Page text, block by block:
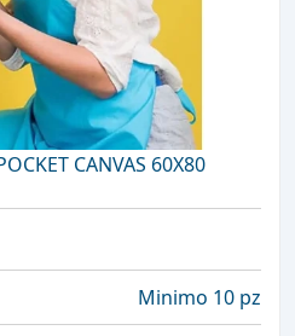
CANVAS 60X80
Minimo 10 pz